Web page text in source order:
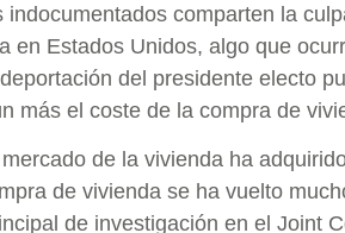
comparten la
en Estados Unidos, algo que
del presidente electo
más el coste de la compra de
de la vivienda ha
de vivienda se ha vuelto
de investigación en el Joint